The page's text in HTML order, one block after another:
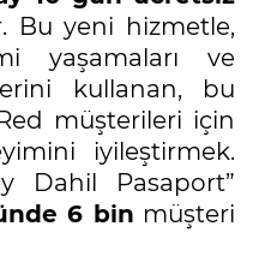
Bu yeni hizmetle,
yaşamaları ve
kullanan, bu
müşterileri için
iyileştirmek.
Dahil Pasaport”
6 bin müşteri